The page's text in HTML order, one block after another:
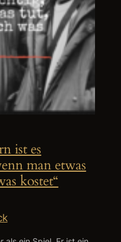
ist es
man etwas
kostet“